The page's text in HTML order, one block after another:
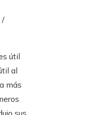
/
útil
al
más